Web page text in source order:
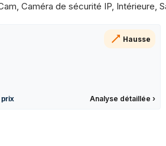
Caméra de sécurité IP, Intérieure,
Hausse
prix Analyse détaillée ›